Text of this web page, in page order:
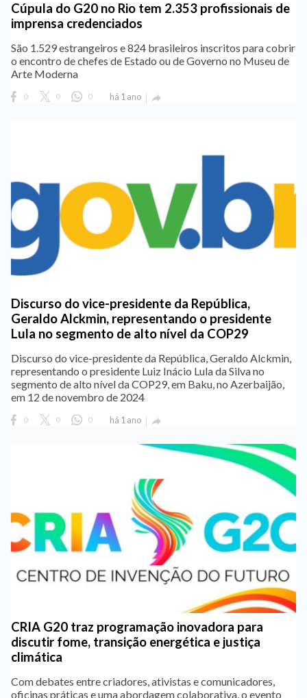
Cúpula do G20 no Rio tem 2.353 profissionais de
imprensa credenciados
São 1.529 estrangeiros e 824 brasileiros inscritos para cobrir
o encontro de chefes de Estado ou de Governo no Museu de
Arte Moderna
0 0 0 há 1 ano 
Discurso do vice-presidente da República,
Geraldo Alckmin, representando o presidente
Lula no segmento de alto nível da COP29
Discurso do vice-presidente da República, Geraldo Alckmin,
representando o presidente Luiz Inácio Lula da Silva no
segmento de alto nível da COP29, em Baku, no Azerbaijão,
em 12 de novembro de 2024
0 0 0 há 1 ano 
CRIA G20 traz programação inovadora para
discutir fome, transição energética e justiça
climática
Com debates entre criadores, ativistas e comunicadores,
oficinas práticas e uma abordagem colaborativa, o evento